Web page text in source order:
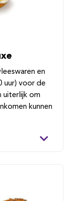
en
voor de
uiterlijk om
kunnen